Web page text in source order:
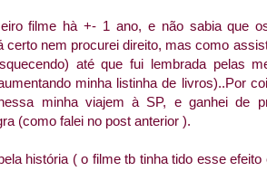
filme hà +- 1 ano, e não sabia que
certo nem procurei direito, mas como
até que fui lembrada pelas
minha listinha de livros)..Por
minha viajem à SP, e ganhei de
(como falei no post anterior ).
história ( o filme tb tinha tido esse